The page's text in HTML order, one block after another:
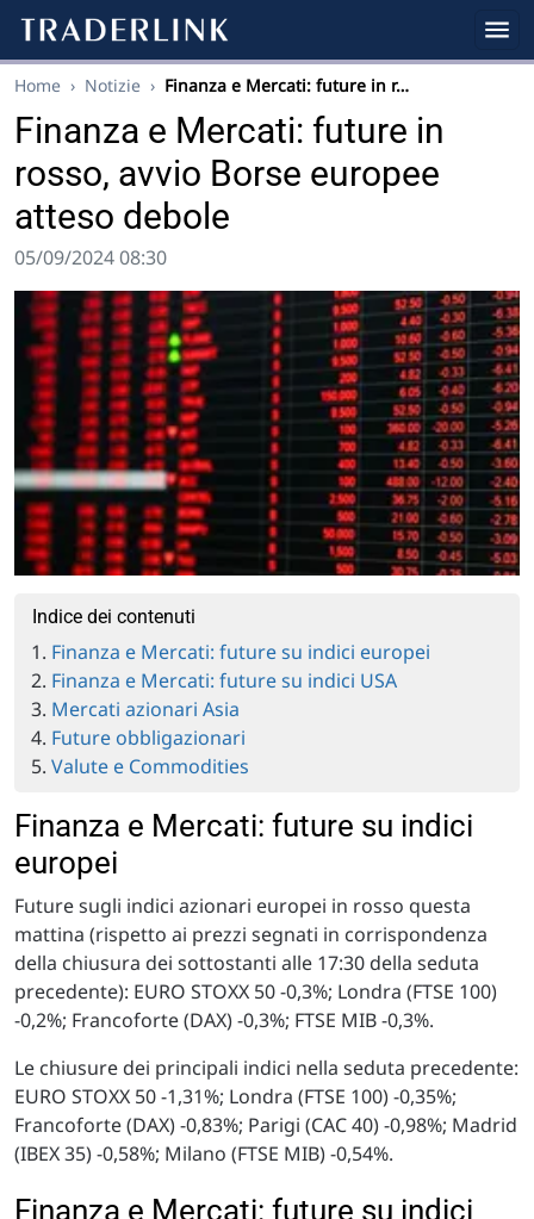
Home › Notizie › Finanza e Mercati: future in r…
Finanza e Mercati: future in
rosso, avvio Borse europee
atteso debole
05/09/2024 08:30
Indice dei contenuti
Finanza e Mercati: future su indici europei
Finanza e Mercati: future su indici USA
Mercati azionari Asia
Future obbligazionari
Valute e Commodities
Finanza e Mercati: future su indici
europei
Future sugli indici azionari europei in rosso questa
mattina (rispetto ai prezzi segnati in corrispondenza
della chiusura dei sottostanti alle 17:30 della seduta
precedente): EURO STOXX 50 -0,3%; Londra (FTSE 100)
-0,2%; Francoforte (DAX) -0,3%; FTSE MIB -0,3%.
Le chiusure dei principali indici nella seduta precedente:
EURO STOXX 50 -1,31%; Londra (FTSE 100) -0,35%;
Francoforte (DAX) -0,83%; Parigi (CAC 40) -0,98%; Madrid
(IBEX 35) -0,58%; Milano (FTSE MIB) -0,54%.
Finanza e Mercati: future su indici